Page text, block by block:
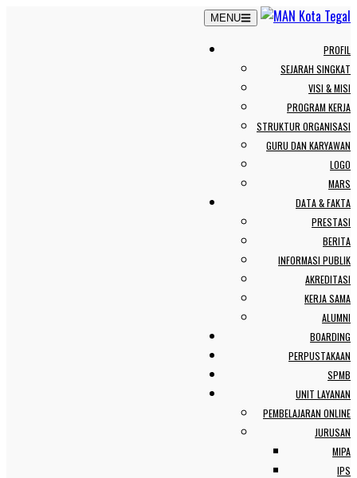
MENU
PROFIL
SEJARAH SINGKAT
VISI & MISI
PROGRAM KERJA
STRUKTUR ORGANISASI
GURU DAN KARYAWAN
LOGO
MARS
DATA & FAKTA
PRESTASI
BERITA
INFORMASI PUBLIK
AKREDITASI
KERJA SAMA
ALUMNI
BOARDING
PERPUSTAKAAN
SPMB
UNIT LAYANAN
PEMBELAJARAN ONLINE
JURUSAN
MIPA
IPS